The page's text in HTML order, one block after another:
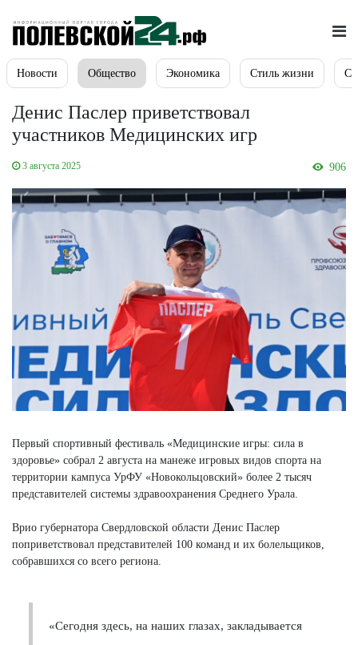
Новости Общество Экономика Стиль жизни
Денис Паслер приветствовал
участников Медицинских игр
3 августа 2025 906
Первый спортивный фестиваль «Медицинские игры: сила в
здоровье» собрал 2 августа на манеже игровых видов спорта на
территории кампуса УрФУ «Новокольцовский» более 2 тысяч
представителей системы здравоохранения Среднего Урала.
Врио губернатора Свердловской области Денис Паслер
поприветствовал представителей 100 команд и их болельщиков,
собравшихся со всего региона.
«Сегодня здесь, на наших глазах, закладывается